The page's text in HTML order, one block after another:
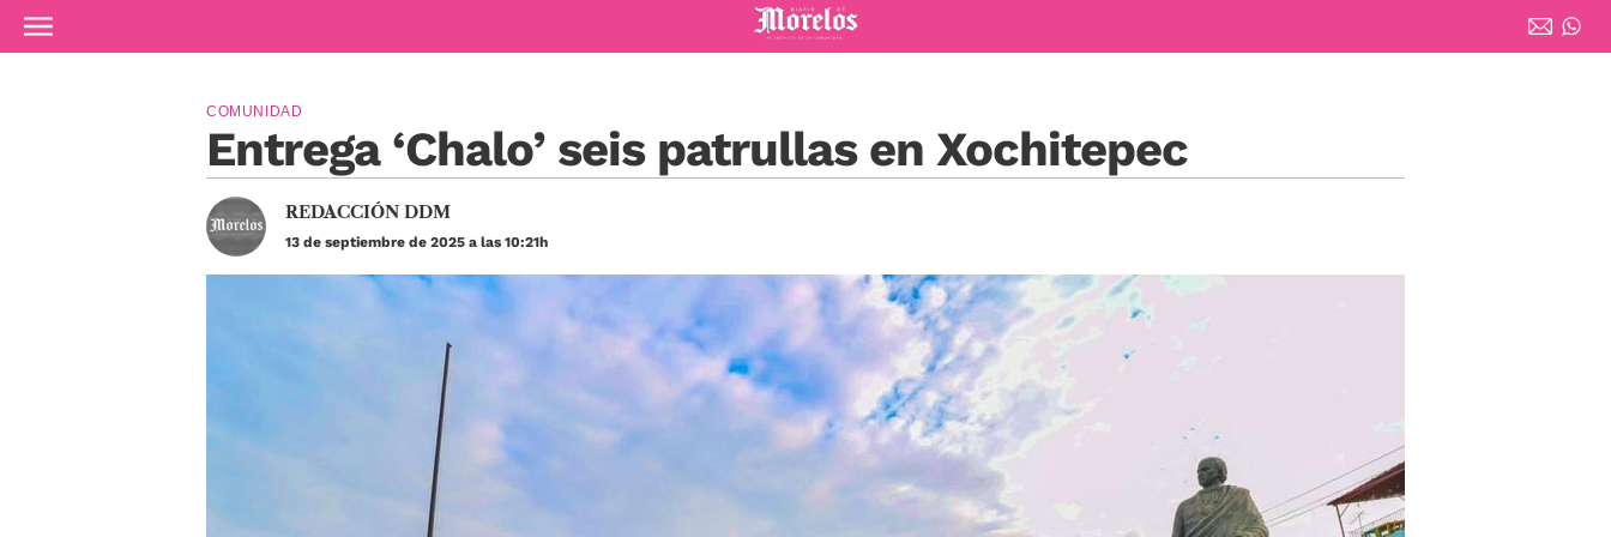
Ir al contenido principal
Diario de Morelos
Entrega ‘Chalo’ seis patrullas en Xochitepec
COMUNIDAD
REDACCIÓN DDM
13 de septiembre de 2025 a las 10:21h